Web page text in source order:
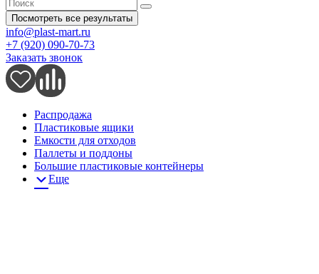
Посмотреть все результаты
info@plast-mart.ru
+7 (920) 090-70-73
Заказать звонок
Распродажа
Пластиковые ящики
Емкости для отходов
Паллеты и поддоны
Большие пластиковые контейнеры
Еще